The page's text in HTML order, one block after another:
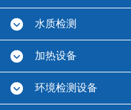
水质检测
加热设备
环境检测设备